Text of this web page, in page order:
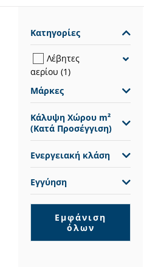
Κατηγορίες
Λέβητες
αερίου (1)
Μάρκες
Κάλυψη Χώρου m²
(Κατά Προσέγγιση)
Ενεργειακή κλάση
Εγγύηση
Εμφάνιση
όλων